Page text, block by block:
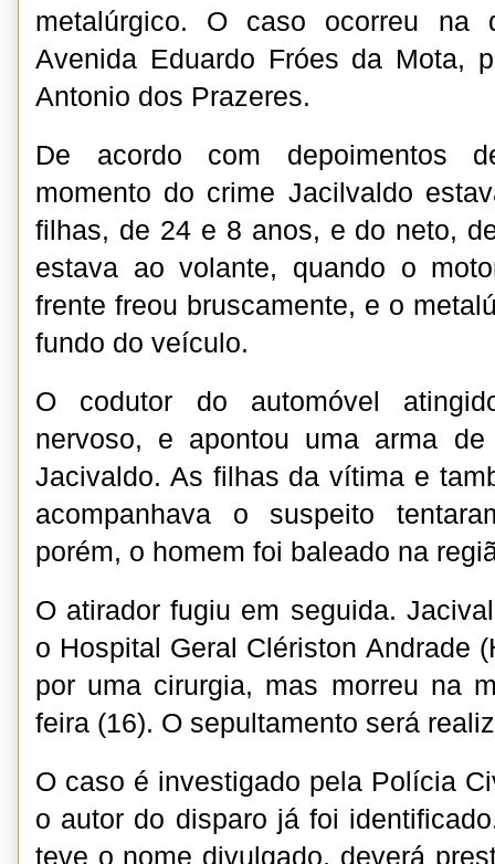
metalúrgico. O caso ocorreu na
Avenida Eduardo Fróes da Mota,
Antonio dos Prazeres.
De acordo com depoimentos
momento do crime Jacilvaldo
filhas, de 24 e 8 anos, e do neto,
estava ao volante, quando o
frente freou bruscamente, e o
fundo do veículo.
O codutor do automóvel
nervoso, e apontou uma arma
Jacivaldo. As filhas da vítima e
acompanhava o suspeito
porém, o homem foi baleado na
O atirador fugiu em seguida.
o Hospital Geral Clériston Andrade
por uma cirurgia, mas morreu na
feira (16). O sepultamento será
O caso é investigado pela Polícia
o autor do disparo já foi
teve o nome divulgado, deverá